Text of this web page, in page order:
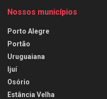
Nossos municípios
Porto Alegre
Portão
Uruguaiana
Ijuí
Osório
Estância Velha